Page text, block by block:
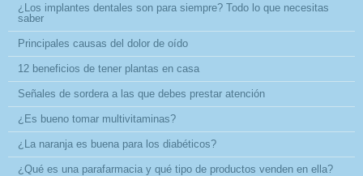
¿Los implantes dentales son para siempre? Todo lo que necesitas
saber
Principales causas del dolor de oído
12 beneficios de tener plantas en casa
Señales de sordera a las que debes prestar atención
¿Es bueno tomar multivitaminas?
¿La naranja es buena para los diabéticos?
¿Qué es una parafarmacia y qué tipo de productos venden en ella?